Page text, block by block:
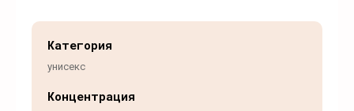
Категория
унисекс
Концентрация